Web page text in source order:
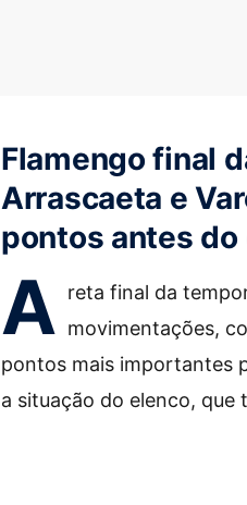
Flamengo final
Arrascaeta e
pontos antes
A reta final da
movimentações,
pontos mais importantes
a situação do elenco, que